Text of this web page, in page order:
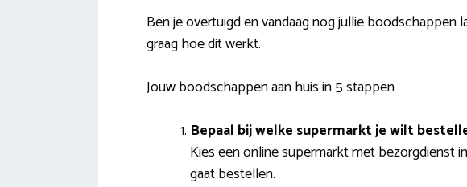
Ben je overtuigd en vandaag nog jullie
graag hoe dit werkt.
Jouw boodschappen aan huis in 5 stappen
Bepaal bij welke supermarkt je wilt
Kies een online supermarkt met bezorgdienst
gaat bestellen.